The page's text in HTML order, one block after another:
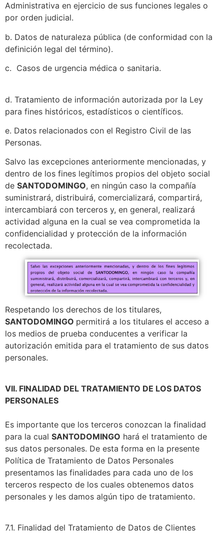
Administrativa en ejercicio de sus funciones legales o
por orden judicial.
b. Datos de naturaleza pública (de conformidad con la
definición legal del término).
c. Casos de urgencia médica o sanitaria.
d. Tratamiento de información autorizada por la Ley
para fines históricos, estadísticos o científicos.
e. Datos relacionados con el Registro Civil de las
Personas.
Salvo las excepciones anteriormente mencionadas, y
dentro de los fines legítimos propios del objeto social
de SANTODOMINGO, en ningún caso la compañía
suministrará, distribuirá, comercializará, compartirá,
intercambiará con terceros y, en general, realizará
actividad alguna en la cual se vea comprometida la
confidencialidad y protección de la información
recolectada.
Respetando los derechos de los titulares,
SANTODOMINGO permitirá a los titulares el acceso a
los medios de prueba conducentes a verificar la
autorización emitida para el tratamiento de sus datos
personales.
VII. FINALIDAD DEL TRATAMIENTO DE LOS DATOS
PERSONALES
Es importante que los terceros conozcan la finalidad
para la cual SANTODOMINGO hará el tratamiento de
sus datos personales. De esta forma en la presente
Política de Tratamiento de Datos Personales
presentamos las finalidades para cada uno de los
terceros respecto de los cuales obtenemos datos
personales y les damos algún tipo de tratamiento.
7.1. Finalidad del Tratamiento de Datos de Clientes